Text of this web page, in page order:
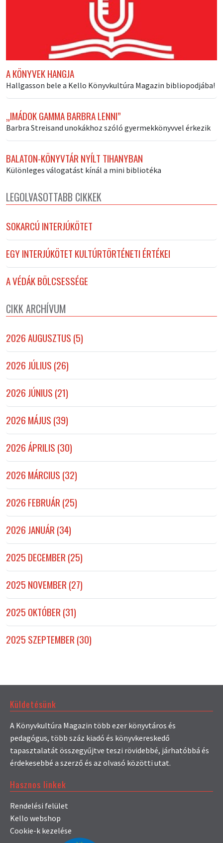
A KÖNYVEK HANGJA
Hallgasson bele a Kello Könyvkultúra Magazin bibliopodjába!
„IMÁDOK GAMMA BARBRA LENNI”
Barbra Streisand unokákhoz szóló gyermekkönyvvel érkezik
BALATON-KÖNYVTÁR NYÍLT TIHANYBAN
Különleges válogatást kínál a mini bibliotéka
LEGOLVASOTTABB CIKKEK
SOKARCÚ INTERJÚKÖTET
EGY INTERJÚKÖTET KULTÚRTÖRTÉNETI ÉRTÉKEI
A VÉDÁK BÖLCSESSÉGE
CIKK ARCHÍVUM
2026 AUGUSZTUS (5)
2026 JÚLIUS (26)
2026 JÚNIUS (21)
2026 MÁJUS (39)
2026 ÁPRILIS (30)
2026 MÁRCIUS (32)
2026 FEBRUÁR (25)
2026 JANUÁR (34)
2025 DECEMBER (25)
2025 NOVEMBER (27)
2025 OKTÓBER (31)
2025 SZEPTEMBER (30)
Küldetésünk
A Könyvkultúra Magazin több ezer könyvtáros és
pedagógus, több száz kiadó és könyvkereskedő
tapasztalatát összegyűjtve teszi rövidebbé, járhatóbbá és
érdekesebbé a szerző és az olvasó közötti utat.
Hasznos linkek
Rendelési felület
Kello webshop
Cookie-k kezelése